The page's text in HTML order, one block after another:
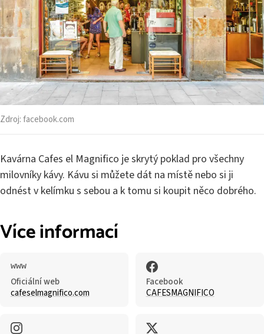
Zdroj:facebook.com
Kavárna Cafes el Magnifico je skrytý poklad pro všechny
milovníky kávy. Kávu si můžete dát na místě nebo si ji
odnést v kelímku s sebou a k tomu si koupit něco dobrého.
Více informací
Oficiální web
cafeselmagnifico.com
Facebook
CAFESMAGNIFICO